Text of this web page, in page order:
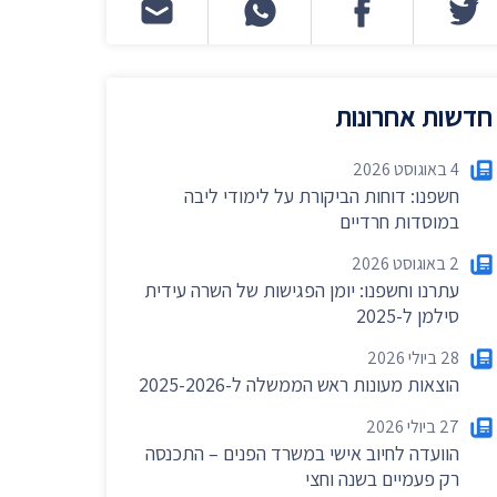
חדשות
×
חדשות אחרונות
4 באוגוסט 2026
חשפנו: דוחות הביקורת על לימודי ליבה
במוסדות חרדיים
2 באוגוסט 2026
עתרנו וחשפנו: יומן הפגישות של השרה עידית
סילמן ל-2025
28 ביולי 2026
הוצאות מעונות ראש הממשלה ל-2025-2026
27 ביולי 2026
הוועדה לחיוב אישי במשרד הפנים – התכנסה
רק פעמיים בשנה וחצי